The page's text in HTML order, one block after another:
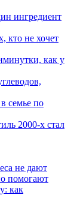
ингредиент
кто не хочет
как у
семье по
2000-х стал
не дают
помогают
как